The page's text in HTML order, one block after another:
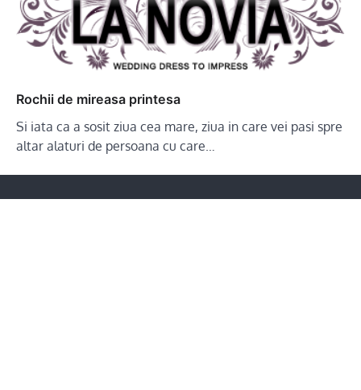
Rochii de mireasa printesa
Si iata ca a sosit ziua cea mare, ziua in care vei pasi spre
altar alaturi de persoana cu care…